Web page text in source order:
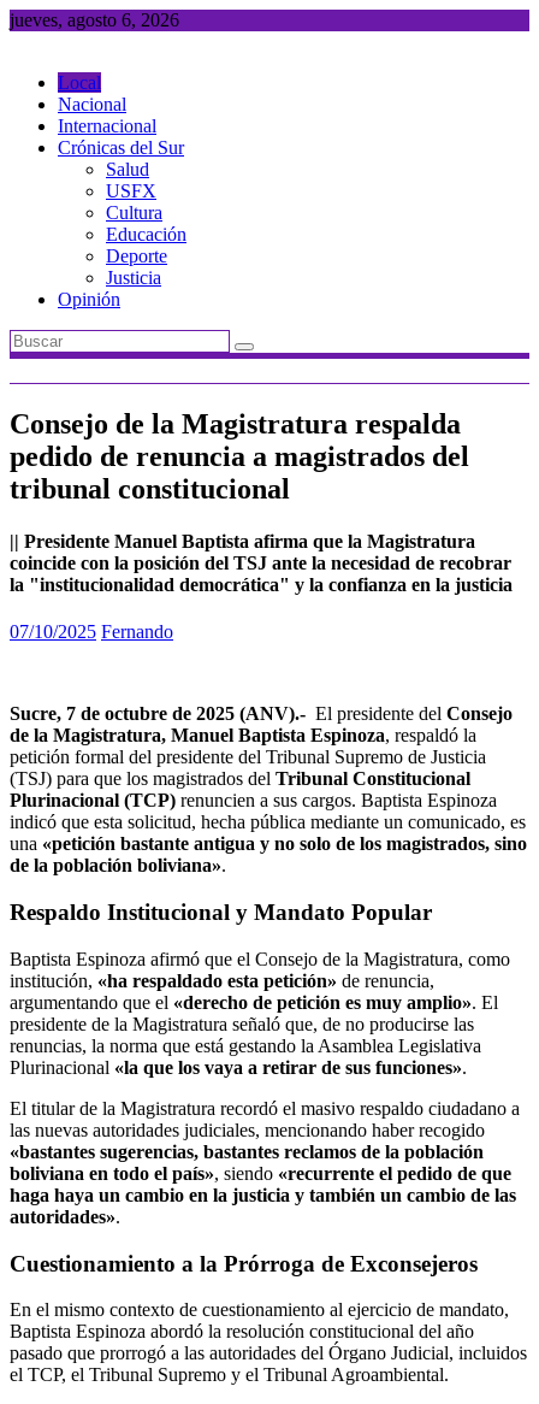
Saltar
jueves, agosto 6, 2026
Local
Nacional
Internacional
Crónicas del Sur
Salud
USFX
Cultura
Educación
Deporte
Justicia
Opinión
Consejo de la Magistratura respalda
pedido de renuncia a magistrados del
tribunal constitucional
|| Presidente Manuel Baptista afirma que la Magistratura
coincide con la posición del TSJ ante la necesidad de recobrar
la "institucionalidad democrática" y la confianza en la justicia
07/10/2025 Fernando
Sucre, 7 de octubre de 2025 (ANV).- El presidente del Consejo
de la Magistratura, Manuel Baptista Espinoza, respaldó la
petición formal del presidente del Tribunal Supremo de Justicia
(TSJ) para que los magistrados del Tribunal Constitucional
Plurinacional (TCP) renuncien a sus cargos. Baptista Espinoza
indicó que esta solicitud, hecha pública mediante un comunicado, es
una «petición bastante antigua y no solo de los magistrados, sino
de la población boliviana».
Respaldo Institucional y Mandato Popular
Baptista Espinoza afirmó que el Consejo de la Magistratura, como
institución, «ha respaldado esta petición» de renuncia,
argumentando que el «derecho de petición es muy amplio». El
presidente de la Magistratura señaló que, de no producirse las
renuncias, la norma que está gestando la Asamblea Legislativa
Plurinacional «la que los vaya a retirar de sus funciones».
El titular de la Magistratura recordó el masivo respaldo ciudadano a
las nuevas autoridades judiciales, mencionando haber recogido
«bastantes sugerencias, bastantes reclamos de la población
boliviana en todo el país», siendo «recurrente el pedido de que
haga haya un cambio en la justicia y también un cambio de las
autoridades».
Cuestionamiento a la Prórroga de Exconsejeros
En el mismo contexto de cuestionamiento al ejercicio de mandato,
Baptista Espinoza abordó la resolución constitucional del año
pasado que prorrogó a las autoridades del Órgano Judicial, incluidos
el TCP, el Tribunal Supremo y el Tribunal Agroambiental.